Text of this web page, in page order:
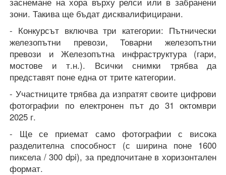
зони. Такива ще бъдат дисквалифицирани.
- Конкурсът включва три категории: Пътнически
железопътни превози, Товарни железопътни
превози и Железопътна инфраструктура (гари,
мостове и т.н.). Всички снимки трябва да
представят поне една от трите категории.
- Участниците трябва да изпратят своите цифрови
фотографии по електронен път до 31 октомври
2025 г.
- Ще се приемат само фотографии с висока
разделителна способност (с ширина поне 1600
пиксела / 300 dpi), за предпочитане в хоризонтален
формат.